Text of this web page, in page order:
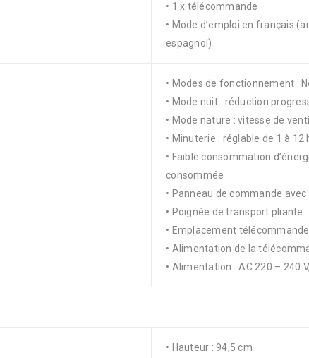
• 1 x télécommande
• Mode d’emploi en français
espagnol)
• Modes de fonctionnement :
• Mode nuit : réduction
• Mode nature : vitesse de
• Minuterie : réglable de 1 à 12
• Faible consommation
consommée
• Panneau de commande
• Poignée de transport pliante
• Emplacement télécommande
• Alimentation de la
• Alimentation : AC 220 – 240
• Hauteur : 94,5 cm